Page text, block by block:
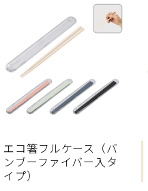
エコ箸フルケース（バ
ンブーファイバー入タ
イプ）